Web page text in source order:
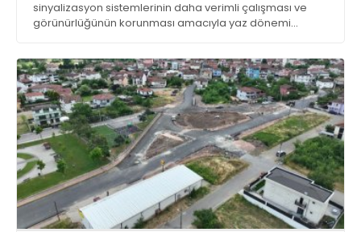
sinyalizasyon sistemlerinin daha verimli çalışması ve
görünürlüğünün korunması amacıyla yaz dönemi
21 Gölcük
haber@golcukpostasi.com